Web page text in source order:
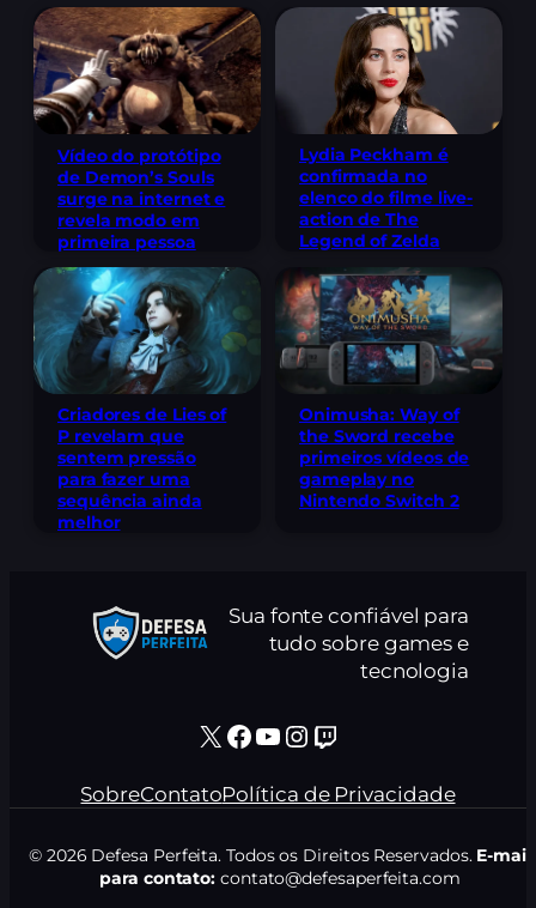
Vídeo do protótipo
de Demon’s Souls
surge na internet e
revela modo em
primeira pessoa
Lydia Peckham é
confirmada no
elenco do filme live-
action de The
Legend of Zelda
Criadores de Lies of
P revelam que
sentem pressão
para fazer uma
sequência ainda
melhor
Onimusha: Way of
the Sword recebe
primeiros vídeos de
gameplay no
Nintendo Switch 2
Sua fonte confiável para
tudo sobre games e
tecnologia
X Facebook Youtube Instagram Twitch
SobreContatoPolítica de Privacidade
© 2026 Defesa Perfeita. Todos os Direitos Reservados. E-mail
para contato: contato@defesaperfeita.com